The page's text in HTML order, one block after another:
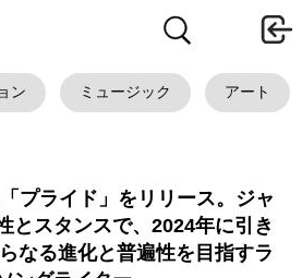
ン ミュージック アート
ライド」をリリース。ジャ
とスタンスで、2024年に引き
なる進化と普遍性を目指すラ